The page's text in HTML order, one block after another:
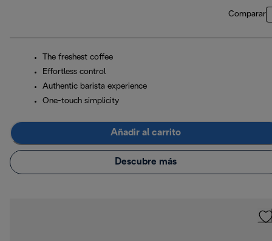
Comparar
The freshest coffee
Effortless control
Authentic barista experience
One-touch simplicity
Añadir al carrito
Descubre más